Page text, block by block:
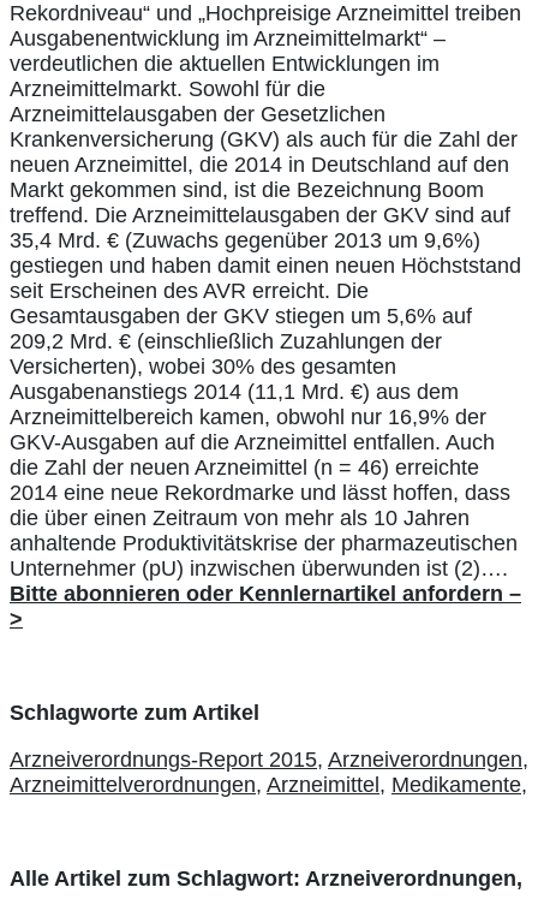
Rekordniveau“ und „Hochpreisige Arzneimittel treiben
Ausgabenentwicklung im Arzneimittelmarkt“ –
verdeutlichen die aktuellen Entwicklungen im
Arzneimittelmarkt. Sowohl für die
Arzneimittelausgaben der Gesetzlichen
Krankenversicherung (GKV) als auch für die Zahl der
neuen Arzneimittel, die 2014 in Deutschland auf den
Markt gekommen sind, ist die Bezeichnung Boom
treffend. Die Arzneimittelausgaben der GKV sind auf
35,4 Mrd. € (Zuwachs gegenüber 2013 um 9,6%)
gestiegen und haben damit einen neuen Höchststand
seit Erscheinen des AVR erreicht. Die
Gesamtausgaben der GKV stiegen um 5,6% auf
209,2 Mrd. € (einschließlich Zuzahlungen der
Versicherten), wobei 30% des gesamten
Ausgabenanstiegs 2014 (11,1 Mrd. €) aus dem
Arzneimittelbereich kamen, obwohl nur 16,9% der
GKV-Ausgaben auf die Arzneimittel entfallen. Auch
die Zahl der neuen Arzneimittel (n = 46) erreichte
2014 eine neue Rekordmarke und lässt hoffen, dass
die über einen Zeitraum von mehr als 10 Jahren
anhaltende Produktivitätskrise der pharmazeutischen
Unternehmer (pU) inzwischen überwunden ist (2)….
Bitte abonnieren oder Kennlernartikel anfordern –
>
Schlagworte zum Artikel
Arzneiverordnungs-Report 2015, Arzneiverordnungen,
Arzneimittelverordnungen, Arzneimittel, Medikamente,
Alle Artikel zum Schlagwort: Arzneiverordnungen,